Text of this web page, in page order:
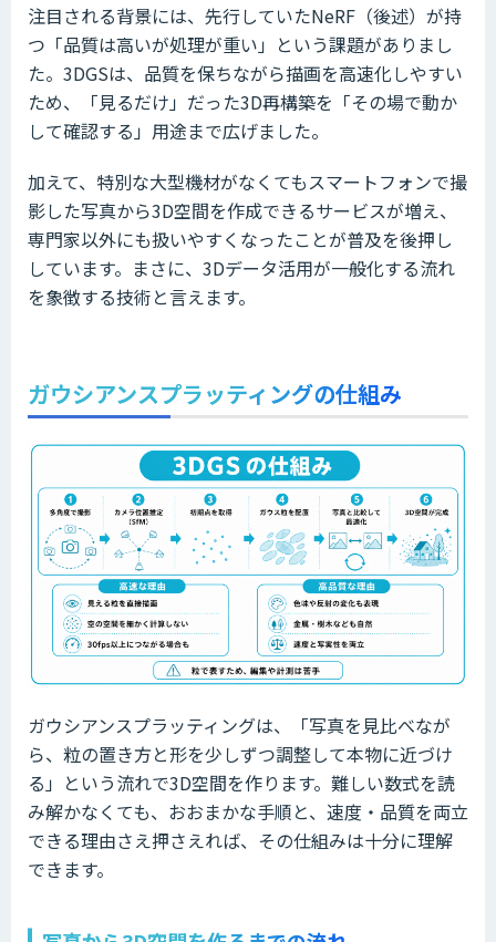
注目される背景には、先行していたNeRF（後述）が持
つ「品質は高いが処理が重い」という課題がありまし
た。3DGSは、品質を保ちながら描画を高速化しやすい
ため、「見るだけ」だった3D再構築を「その場で動か
して確認する」用途まで広げました。
加えて、特別な大型機材がなくてもスマートフォンで撮
影した写真から3D空間を作成できるサービスが増え、
専門家以外にも扱いやすくなったことが普及を後押し
しています。まさに、3Dデータ活用が一般化する流れ
を象徴する技術と言えます。
ガウシアンスプラッティングの仕組み
ガウシアンスプラッティングは、「写真を見比べなが
ら、粒の置き方と形を少しずつ調整して本物に近づけ
る」という流れで3D空間を作ります。難しい数式を読
み解かなくても、おおまかな手順と、速度・品質を両立
できる理由さえ押さえれば、その仕組みは十分に理解
できます。